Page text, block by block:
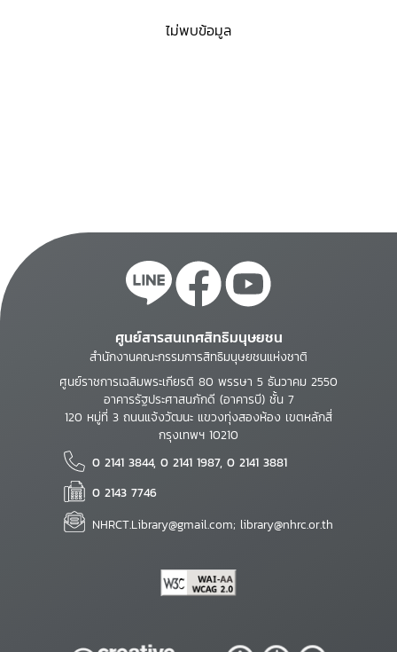
ไม่พบข้อมูล
ศูนย์สารสนเทศสิทธิมนุษยชน
สำนักงานคณะกรรมการสิทธิมนุษยชนแห่งชาติ
ศูนย์ราชการเฉลิมพระเกียรติ 80 พรรษา 5 ธันวาคม 2550
อาคารรัฐประศาสนภักดี (อาคารบี) ชั้น 7
120 หมู่ที่ 3 ถนนแจ้งวัฒนะ แขวงทุ่งสองห้อง เขตหลักสี่
กรุงเทพฯ 10210
0 2141 3844, 0 2141 1987, 0 2141 3881
0 2143 7746
NHRCT.Library@gmail.com; library@nhrc.or.th